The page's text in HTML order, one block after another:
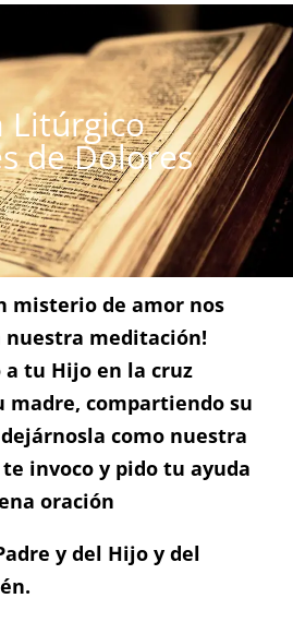
Litúrgico
de Dolores
misterio de amor nos
nuestra meditación!
tu Hijo en la cruz
madre, compartiendo su
como nuestra
invoco y pido tu ayuda
oración
y del Hijo y del